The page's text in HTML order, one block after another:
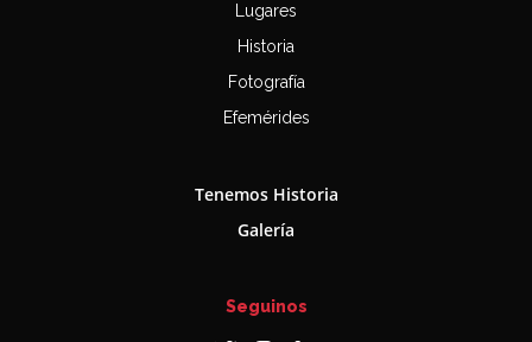
Lugares
Historia
Fotografía
Efemérides
Tenemos Historia
Galería
Seguinos